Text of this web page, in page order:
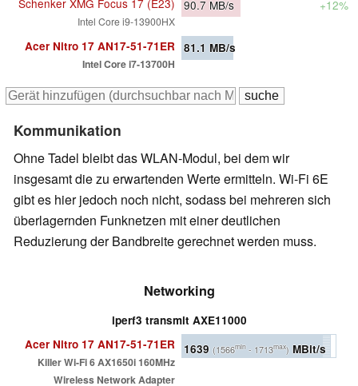
Schenker XMG Focus 17 (E23)
Intel Core i9-13900HX
90.7 MB/s +12%
Acer Nitro 17 AN17-51-71ER
Intel Core i7-13700H
81.1 MB/s
Kommunikation
Ohne Tadel bleibt das WLAN-Modul, bei dem wir
insgesamt die zu erwartenden Werte ermitteln. Wi-Fi 6E
gibt es hier jedoch noch nicht, sodass bei mehreren sich
überlagernden Funknetzen mit einer deutlichen
Reduzierung der Bandbreite gerechnet werden muss.
Networking
iperf3 transmit AXE11000
Acer Nitro 17 AN17-51-71ER
Killer Wi-Fi 6 AX1650i 160MHz
Wireless Network Adapter
1639 (1566min - 1713max) MBit/s